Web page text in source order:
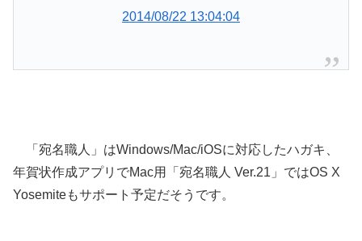
2014/08/22 13:04:04
「宛名職人」はWindows/Mac/iOSに対応したハガキ、
年賀状作成アプリでMac用「宛名職人 Ver.21」ではOS X
Yosemiteもサポート予定だそうです。